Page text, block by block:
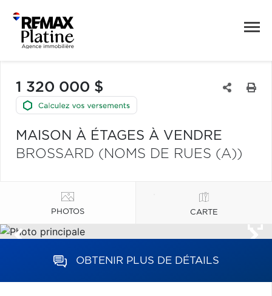
1 320 000 $
MAISON À ÉTAGES À VENDRE
BROSSARD (NOMS DE RUES (A))
PHOTOS CARTE
OBTENIR PLUS DE DÉTAILS